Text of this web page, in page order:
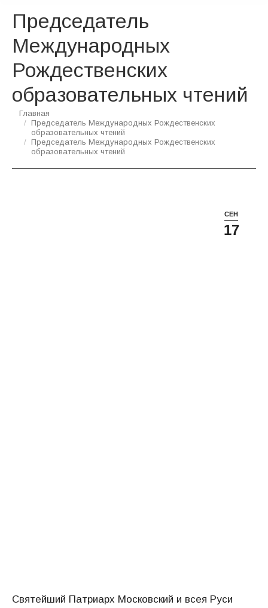
Председатель
Международных
Рождественских
образовательных чтений
Вы здесь:
Главная
Председатель Международных Рождественских
образовательных чтений
Председатель Международных Рождественских
образовательных чтений
СЕН
17
Святейший Патриарх Московский и всея Руси